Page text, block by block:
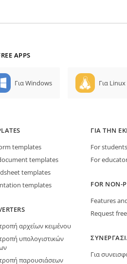
APPS
Για Windows Για Linux
templates
templates
templates
templates
αρχείων κειμένου
υπολογιστικών
παρουσιάσεων
ΓΙΑ ΤΗΝ
For students
For
FOR NON-
Features
Request
Για